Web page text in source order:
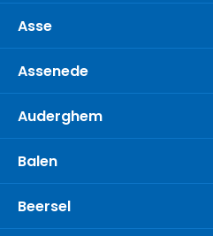
Asse
Assenede
Auderghem
Balen
Beersel